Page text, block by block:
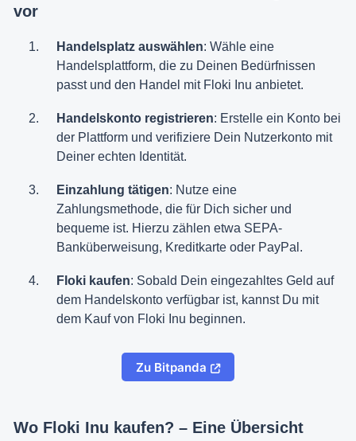
vor
Handelsplatz auswählen: Wähle eine
Handelsplattform, die zu Deinen Bedürfnissen
passt und den Handel mit Floki Inu anbietet.
Handelskonto registrieren: Erstelle ein Konto bei
der Plattform und verifiziere Dein Nutzerkonto mit
Deiner echten Identität.
Einzahlung tätigen: Nutze eine
Zahlungsmethode, die für Dich sicher und
bequeme ist. Hierzu zählen etwa SEPA-
Banküberweisung, Kreditkarte oder PayPal.
Floki kaufen: Sobald Dein eingezahltes Geld auf
dem Handelskonto verfügbar ist, kannst Du mit
dem Kauf von Floki Inu beginnen.
Zu Bitpanda
Wo Floki Inu kaufen? – Eine Übersicht